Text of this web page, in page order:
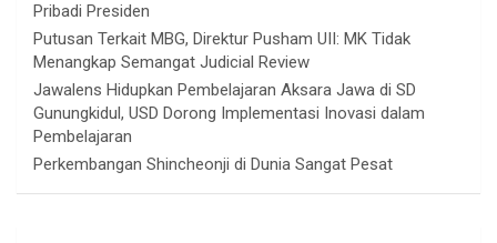
Pribadi Presiden
Putusan Terkait MBG, Direktur Pusham UII: MK Tidak
Menangkap Semangat Judicial Review
Jawalens Hidupkan Pembelajaran Aksara Jawa di SD
Gunungkidul, USD Dorong Implementasi Inovasi dalam
Pembelajaran
Perkembangan Shincheonji di Dunia Sangat Pesat